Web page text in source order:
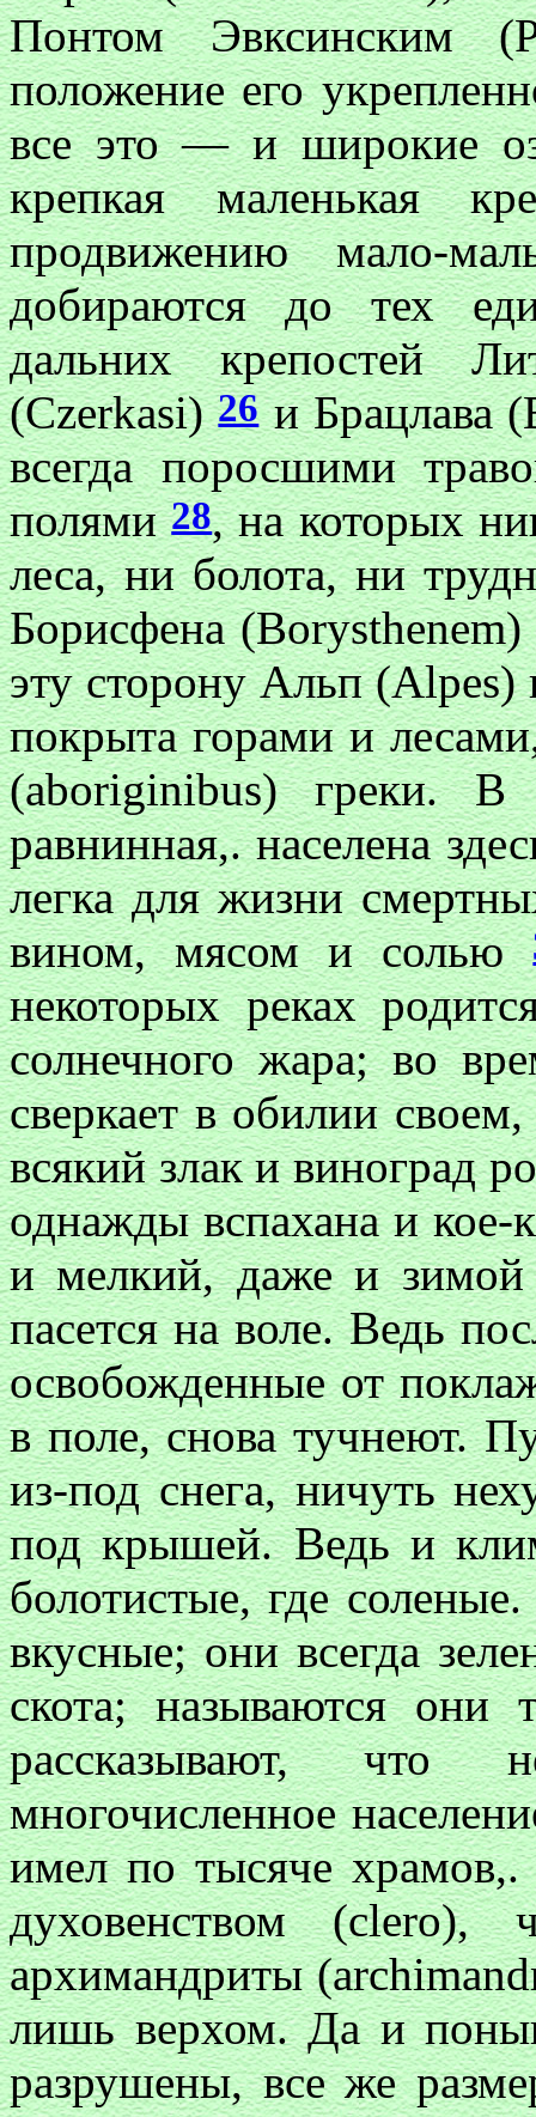
Понтом Эвксинским
положение его
все это — и широкие
крепкая маленькая
продвижению мало-
добираются до тех
дальних крепостей
(Czerkasi)26и Брацлава
всегда поросшими
полями28, на которых
леса, ни болота, ни
Борисфена (Borysthenem)
эту сторону Альп
покрыта горами и
(aboriginibus) греки.
равнинная,. населена
легка для жизни
вином, мясом и солью
некоторых реках
солнечного жара; во
сверкает в обилии
всякий злак и виноград
однажды вспахана и кое-
и мелкий, даже и зимой
пасется на воле. Ведь
освобожденные от
в поле, снова тучнеют.
из-под снега, ничуть
под крышей. Ведь и
болотистые, где
вкусные; они всегда
скота; называются
рассказывают, что
многочисленное
имел по тысяче
духовенством (clero),
архимандриты
лишь верхом. Да и
разрушены, все же